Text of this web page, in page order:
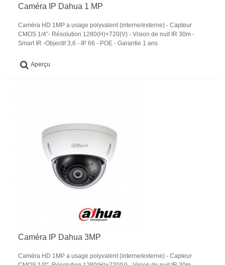
Caméra IP Dahua 1 MP
Caméra HD 1MP a usage polyvalent (interne/externe) - Capteur
CMOS 1/4”- Résolution 1280(H)×720(V) - Vision de nuit IR 30m -
Smart IR -Objectif 3,6 - IP 66 - POE - Garantie 1 ans
Aperçu
Caméra IP Dahua 3MP
Caméra HD 1MP a usage polyvalent (interne/externe) - Capteur